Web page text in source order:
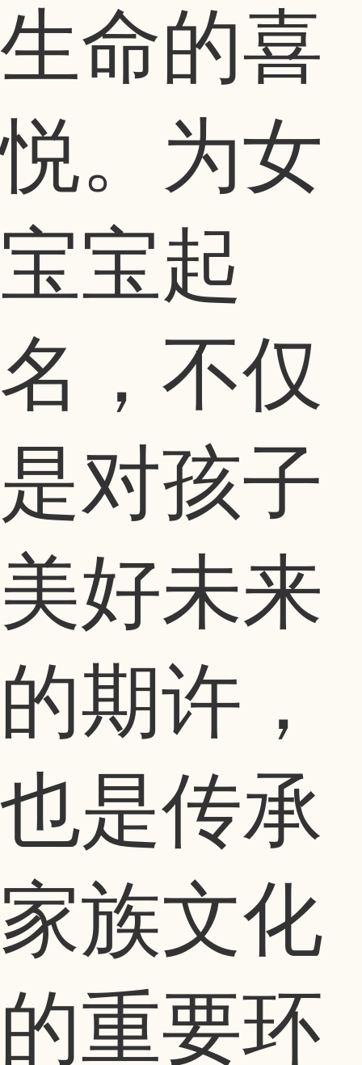
生命的喜
悦。为女
宝宝起
名，不仅
是对孩子
美好未来
的期许，
也是传承
家族文化
的重要环